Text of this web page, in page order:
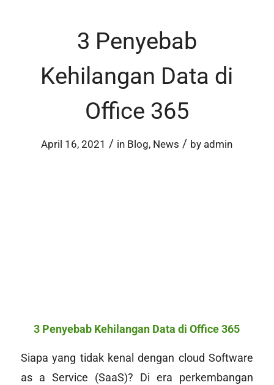
3 Penyebab
Kehilangan Data di
Office 365
April 16, 2021 / in Blog, News / by admin
3 Penyebab Kehilangan Data di Office 365
Siapa yang tidak kenal dengan cloudSoftware
as a Service (SaaS)? Di era perkembangan